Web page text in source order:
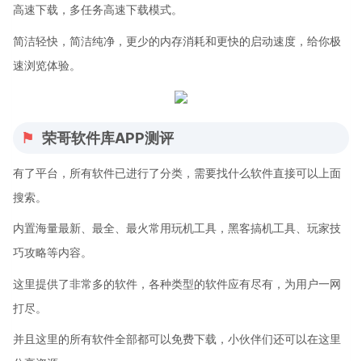
高速下载，多任务高速下载模式。
简洁轻快，简洁纯净，更少的内存消耗和更快的启动速度，给你极
速浏览体验。
荣哥软件库APP测评
有了平台，所有软件已进行了分类，需要找什么软件直接可以上面
搜索。
内置海量最新、最全、最火常用玩机工具，黑客搞机工具、玩家技
巧攻略等内容。
这里提供了非常多的软件，各种类型的软件应有尽有，为用户一网
打尽。
并且这里的所有软件全部都可以免费下载，小伙伴们还可以在这里